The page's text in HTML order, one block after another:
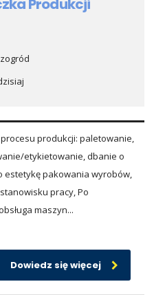
Produkcji
produkcji: paletowanie,
etykietowanie, dbanie o
estetykę pakowania wyrobów,
pracy, Po
maszyn...
Dowiedz się więcej